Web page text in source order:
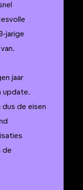
jarige
jaar
update.
de eisen
de